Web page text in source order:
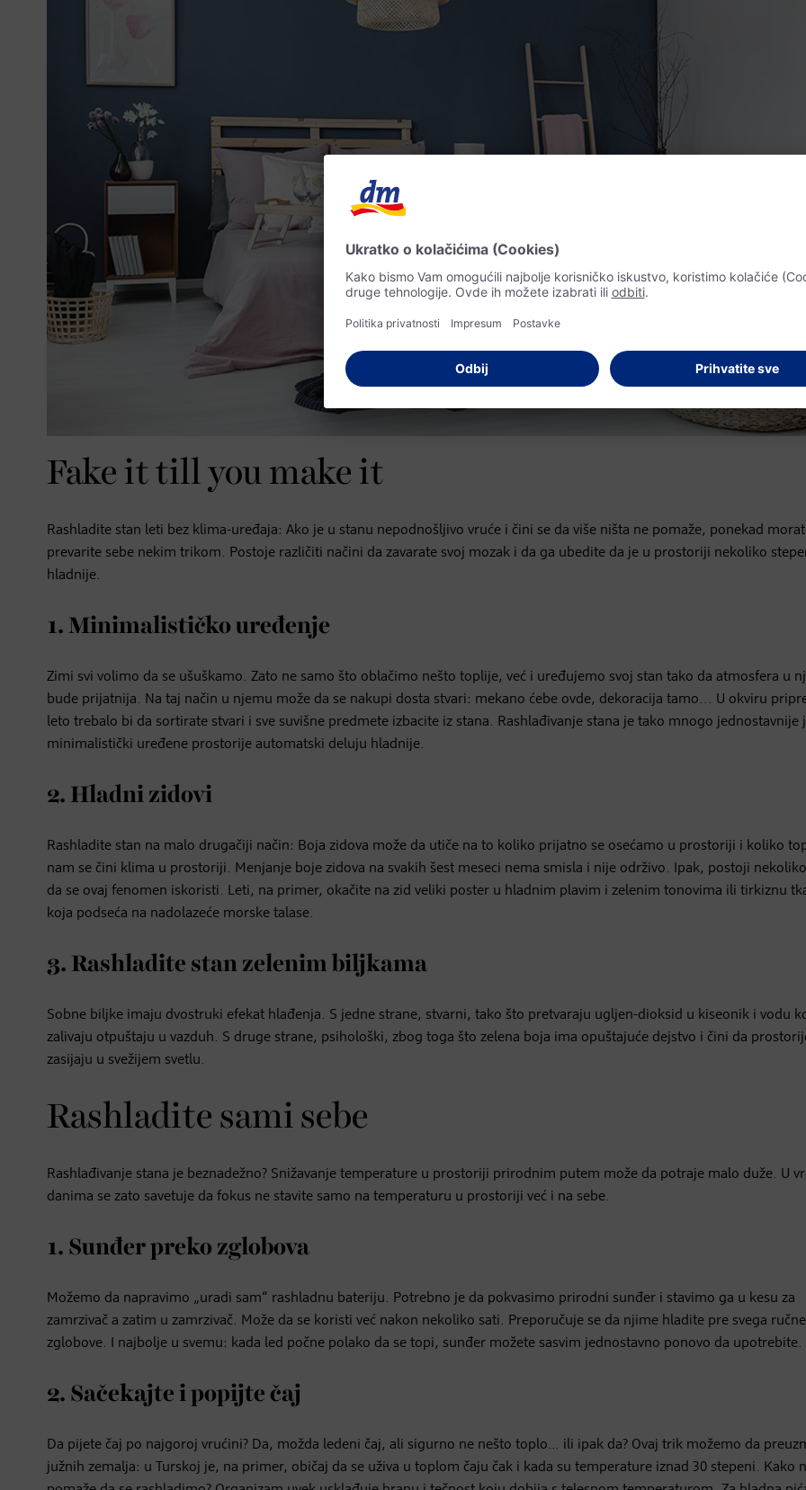
Fake it till you make it
Rashladite stan leti bez klima-uređaja: Ako je u stanu nepodnošljivo vruće i čini se da više ništa ne pomaže, ponekad
prevarite sebe nekim trikom. Postoje različiti načini da zavarate svoj mozak i da ga ubedite da je u prostoriji nekoliko
hladnije.
1. Minimalističko uređenje
Zimi svi volimo da se ušuškamo. Zato ne samo što oblačimo nešto toplije, već i uređujemo svoj stan tako da atmosfera u
bude prijatnija. Na taj način u njemu može da se nakupi dosta stvari: mekano ćebe ovde, dekoracija tamo... U okviru
leto trebalo bi da sortirate stvari i sve suvišne predmete izbacite iz stana. Rashlađivanje stana je tako mnogo jednostavnije
minimalistički uređene prostorije automatski deluju hladnije.
2. Hladni zidovi
Rashladite stan na malo drugačiji način: Boja zidova može da utiče na to koliko prijatno se osećamo u prostoriji i koliko
nam se čini klima u prostoriji. Menjanje boje zidova na svakih šest meseci nema smisla i nije održivo. Ipak, postoji
da se ovaj fenomen iskoristi. Leti, na primer, okačite na zid veliki poster u hladnim plavim i zelenim tonovima ili tirkiznu
koja podseća na nadolazeće morske talase.
3. Rashladite stan zelenim biljkama
Sobne biljke imaju dvostruki efekat hlađenja. S jedne strane, stvarni, tako što pretvaraju ugljen-dioksid u kiseonik i vodu
zalivaju otpuštaju u vazduh. S druge strane, psihološki, zbog toga što zelena boja ima opuštajuće dejstvo i čini da
zasijaju u svežijem svetlu.
Rashladite sami sebe
Rashlađivanje stana je beznadežno? Snižavanje temperature u prostoriji prirodnim putem može da potraje malo duže. U
danima se zato savetuje da fokus ne stavite samo na temperaturu u prostoriji već i na sebe.
1. Sunđer preko zglobova
Možemo da napravimo „uradi sam“ rashladnu bateriju. Potrebno je da pokvasimo prirodni sunđer i stavimo ga u kesu za
zamrzivač a zatim u zamrzivač. Može da se koristi već nakon nekoliko sati. Preporučuje se da njime hladite pre svega ručne
zglobove. I najbolje u svemu: kada led počne polako da se topi, sunđer možete sasvim jednostavno ponovo da upotrebite.
2. Sačekajte i popijte čaj
Da pijete čaj po najgoroj vrućini? Da, možda ledeni čaj, ali sigurno ne nešto toplo… ili ipak da? Ovaj trik možemo da
južnih zemalja: u Turskoj je, na primer, običaj da se uživa u toplom čaju čak i kada su temperature iznad 30 stepeni. Kako